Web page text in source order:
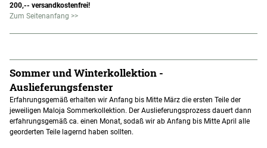
200,-- versandkostenfrei!
Zum Seitenanfang >>
Sommer und Winterkollektion -
Auslieferungsfenster
Erfahrungsgemäß erhalten wir Anfang bis Mitte März die ersten Teile der
jeweiligen Maloja Sommerkollektion. Der Auslieferungsprozess dauert dann
erfahrungsgemäß ca. einen Monat, sodaß wir ab Anfang bis Mitte April alle
georderten Teile lagernd haben sollten.